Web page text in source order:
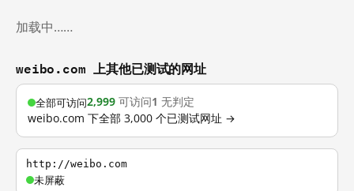
加载中……
weibo.com 上其他已测试的网址
全部可访问2,999 可访问1 无判定
weibo.com 下全部 3,000 个已测试网址 →
http://weibo.com
未屏蔽